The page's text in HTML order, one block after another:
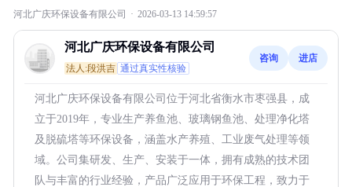
河北广庆环保设备有限公司 · 2026-03-13 14:59:57
河北广庆环保设备有限公司
法人:段洪吉 通过真实性核验
咨询 进店
河北广庆环保设备有限公司位于河北省衡水市枣强县，成
立于2019年，专业生产养鱼池、玻璃钢鱼池、处理净化塔
及脱硫塔等环保设备，涵盖水产养殖、工业废气处理等领
域。公司集研发、生产、安装于一体，拥有成熟的技术团
队与丰富的行业经验，产品广泛应用于环保工程，致力于